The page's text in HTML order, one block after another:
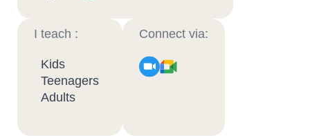
I teach :
Kids
Teenagers
Adults
Connect via: